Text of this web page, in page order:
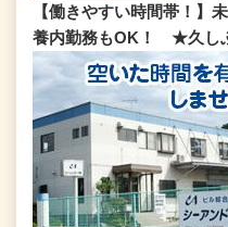
【働きやすい時間帯！】
養内勤務もOK！ ★久し